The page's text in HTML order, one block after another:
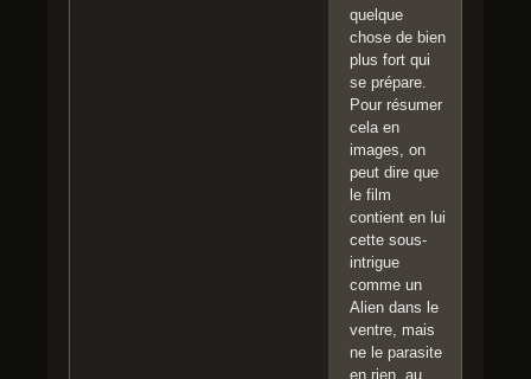
quelque
chose de bien
plus fort qui
se prépare.
Pour résumer
cela en
images, on
peut dire que
le film
contient en lui
cette sous-
intrigue
comme un
Alien dans le
ventre, mais
ne le parasite
en rien, au